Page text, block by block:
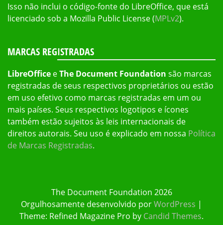
Isso não inclui o código-fonte do LibreOffice, que está
licenciado sob a Mozilla Public License (MPLv2).
MARCAS REGISTRADAS
LibreOffice eThe Document Foundation são marcas
registradas de seus respectivos proprietários ou estão
em uso efetivo como marcas registradas em um ou
mais países. Seus respectivos logotipos e ícones
também estão sujeitos às leis internacionais de
direitos autorais. Seu uso é explicado em nossa Política
de Marcas Registradas.
The Document Foundation 2026
Orgulhosamente desenvolvido porWordPress |
Theme: Refined Magazine Pro by Candid Themes.